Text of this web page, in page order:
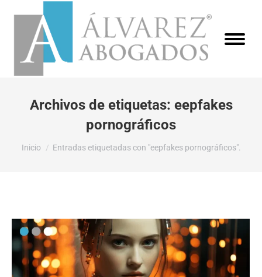
Archivos de etiquetas: eepfakes
pornográficos
Estás aquí:
Inicio Entradas etiquetadas con "eepfakes pornográficos".